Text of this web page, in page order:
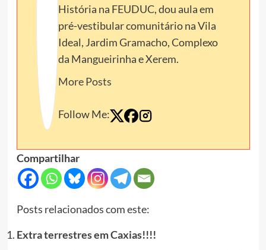
História na FEUDUC, dou aula em
pré-vestibular comunitário na Vila
Ideal, Jardim Gramacho, Complexo
da Mangueirinha e Xerem.
More Posts
Follow Me:
Compartilhar
Posts relacionados com este:
Extra terrestres em Caxias!!!!